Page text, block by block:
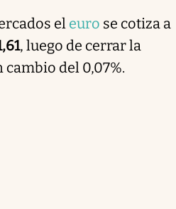
el euro se cotiza a
, luego de cerrar la
del 0,07%.